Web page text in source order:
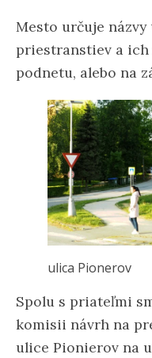
Mesto určuje
priestranstiev a ich
podnetu, alebo na
ulica Pionerov
Spolu s priateľmi
komisii návrh na
ulice Pionierov na